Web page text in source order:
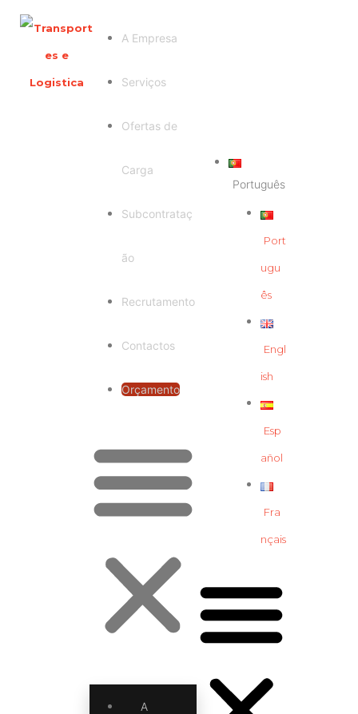
A Empresa
Serviços
Ofertas de
Carga
Subcontrataç
ão
Recrutamento
Contactos
Orçamento
A
Português
Port
ugu
ês
Engl
ish
Esp
añol
Fra
nçais